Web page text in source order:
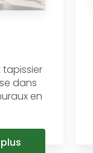
dans
en